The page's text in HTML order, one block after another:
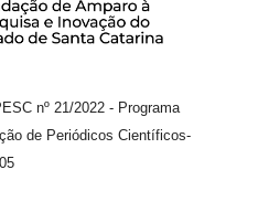
nº 21/2022 - Programa
de Periódicos Científicos-